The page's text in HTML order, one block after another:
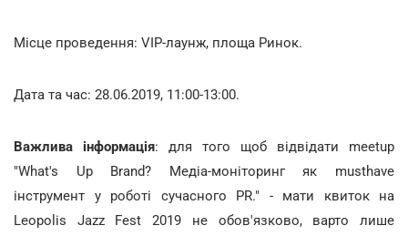
Місце проведення: VIP-лаунж, площа Ринок.
Дата та час: 28.06.2019, 11:00-13:00.
Важлива інформація: для того щоб відвідати meetup
"What's Up Brand? Медіа-моніторинг як musthave
інструмент у роботі сучасного PR." - мати квиток на
Leopolis Jazz Fest 2019 не обов'язково, варто лише